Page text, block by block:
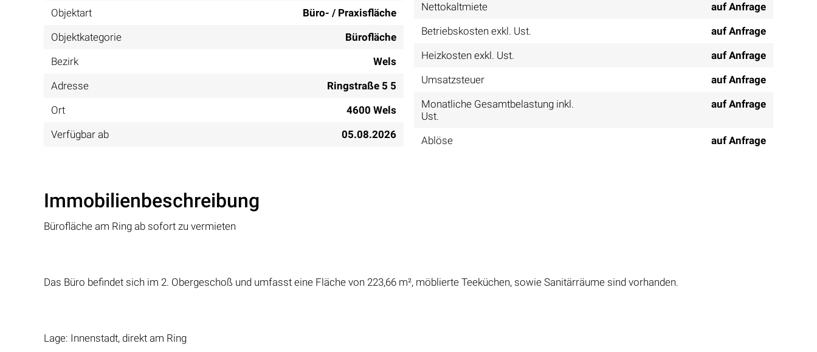
Objektart
Büro- / Praxisfläche
Objektkategorie
Bürofläche
Bezirk
Wels
Adresse
Ringstraße 5 5
Ort
4600 Wels
Verfügbar ab
05.08.2026
Nettokaltmiete
auf Anfrage
Betriebskosten exkl. Ust.
auf Anfrage
Heizkosten exkl. Ust.
auf Anfrage
Umsatzsteuer
auf Anfrage
Monatliche Gesamtbelastung inkl.
Ust.
auf Anfrage
Ablöse auf Anfrage
Immobilienbeschreibung
Bürofläche am Ring ab sofort zu vermieten
Das Büro befindet sich im 2. Obergeschoß und umfasst eine Fläche von 223,66 m², möblierte Teeküchen, sowie Sanitärräume sind vorhanden.
Lage: Innenstadt, direkt am Ring